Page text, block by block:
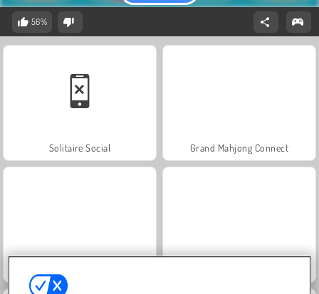
56%
Solitaire Social Grand Mahjong Connect